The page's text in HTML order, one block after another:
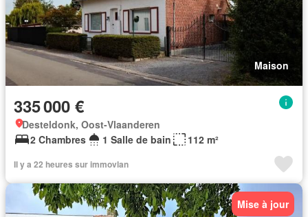
Maison
335 000 €
Desteldonk, Oost-Vlaanderen
2 Chambres
1 Salle de bain 112 m²
Il y a 22 heures sur immovlan
Mise à jour